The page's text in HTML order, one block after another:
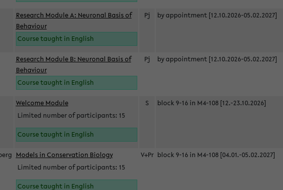
Research Module A: Neuronal Basis of
Behaviour
Course taught in English
Pj by appointment [12.10.2026-05.02.2027]
Research Module B: Neuronal Basis of
Behaviour
Course taught in English
Pj by appointment [12.10.2026-05.02.2027]
Welcome Module
Limited number of participants: 15
Course taught in English
S block 9-16 in M4-108 [12.-23.10.2026]
Models in Conservation Biology
Limited number of participants: 15
Course taught in English
V+Pr block 9-16 in M4-108 [04.01.-05.02.2027]